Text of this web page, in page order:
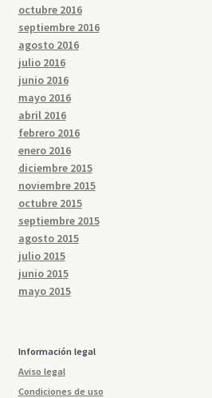
octubre 2016
septiembre 2016
agosto 2016
julio 2016
junio 2016
mayo 2016
abril 2016
febrero 2016
enero 2016
diciembre 2015
noviembre 2015
octubre 2015
septiembre 2015
agosto 2015
julio 2015
junio 2015
mayo 2015
Información legal
Aviso legal
Condiciones de uso